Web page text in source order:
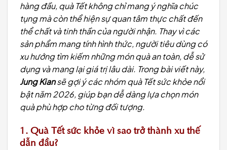
hàng đầu, quà Tết không chỉ mang ý nghĩa chúc
tụng mà còn thể hiện sự quan tâm thực chất đến
thể chất và tinh thần của người nhận. Thay vì các
sản phẩm mang tính hình thức, người tiêu dùng có
xu hướng tìm kiếm những món quà an toàn, dễ sử
dụng và mang lại giá trị lâu dài. Trong bài viết này,
Jung Kiansẽ gợi ý các nhóm quà Tết sức khỏe nổi
bật năm 2026, giúp bạn dễ dàng lựa chọn món
quà phù hợp cho từng đối tượng.
1. Quà Tết sức khỏe vì sao trở thành xu thế
dẫn đầu?